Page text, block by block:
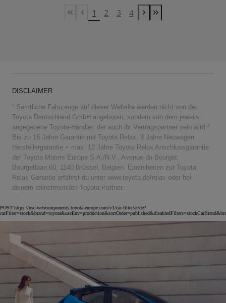
First Page
Vorherige Seite
1 2 3 4
Nächste Seite
Last Page
DISCLAIMER
¹ Sämtliche Fahrzeuge auf dieser Website werden nicht von der
Toyota Deutschland GmbH angeboten, sondern von dem jeweils
angegebene Toyota-Händler, der auch ihr Vertragspartner sein wird.²
Bis zu 15 Jahre Garantie mit Toyota Relax: 3 Jahre Neuwagen
Herstellergarantie + max. 12 Jahre Toyota Relax Anschlussgarantie
der Toyota Motors Europe S.A./N.V., Avenue du Bourget,
Bourgetlaan 60, 1140 Brüssel, Belgien. Einzelheiten zur Toyota
Relax Garantie erfährst du unter www.toyota.de/relax oder bei
deinem teilnehmenden Toyota-Partner.
POST https://usc-webcomponents.toyota-europe.com/v1/car-filter/at/de?